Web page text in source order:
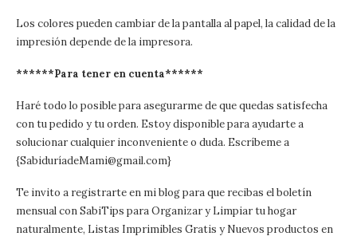
Los colores pueden cambiar de la pantalla al papel, la calidad de la
impresión depende de la impresora.
******Para tener en cuenta******
Haré todo lo posible para asegurarme de que quedas satisfecha
con tu pedido y tu orden. Estoy disponible para ayudarte a
solucionar cualquier inconveniente o duda. Escríbeme a
{SabiduríadeMami@gmail.com}
Te invito a registrarte en mi blog para que recibas el boletín
mensual con SabiTips para Organizar y Limpiar tu hogar
naturalmente, Listas Imprimibles Gratis y Nuevos productos en